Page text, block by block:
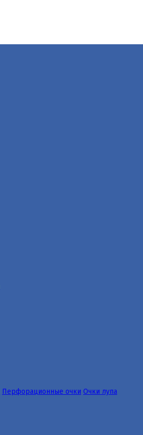
Перфорационные очки Очки лупа